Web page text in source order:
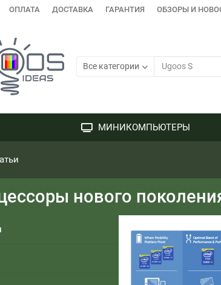
ОПЛАТА ДОСТАВКА ГАРАНТИЯ ОБЗОРЫ И
Все категории
МИНИКОМПЬЮТЕРЫ
нового